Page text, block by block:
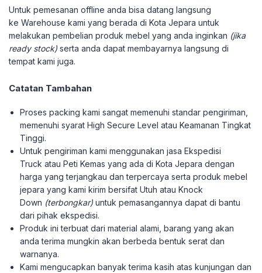
Untuk pemesanan offline anda bisa datang langsung
ke Warehouse kami yang berada di Kota Jepara untuk
melakukan pembelian produk mebel yang anda inginkan (jika
ready stock) serta anda dapat membayarnya langsung di
tempat kami juga.
Catatan Tambahan
Proses packing kami sangat memenuhi standar pengiriman,
memenuhi syarat High Secure Level atau Keamanan Tingkat
Tinggi.
Untuk pengiriman kami menggunakan jasa Ekspedisi
Truck atau Peti Kemas yang ada di Kota Jepara dengan
harga yang terjangkau dan terpercaya serta produk mebel
jepara yang kami kirim bersifat Utuh atau Knock
Down (terbongkar) untuk pemasangannya dapat di bantu
dari pihak ekspedisi.
Produk ini terbuat dari material alami, barang yang akan
anda terima mungkin akan berbeda bentuk serat dan
warnanya.
Kami mengucapkan banyak terima kasih atas kunjungan dan